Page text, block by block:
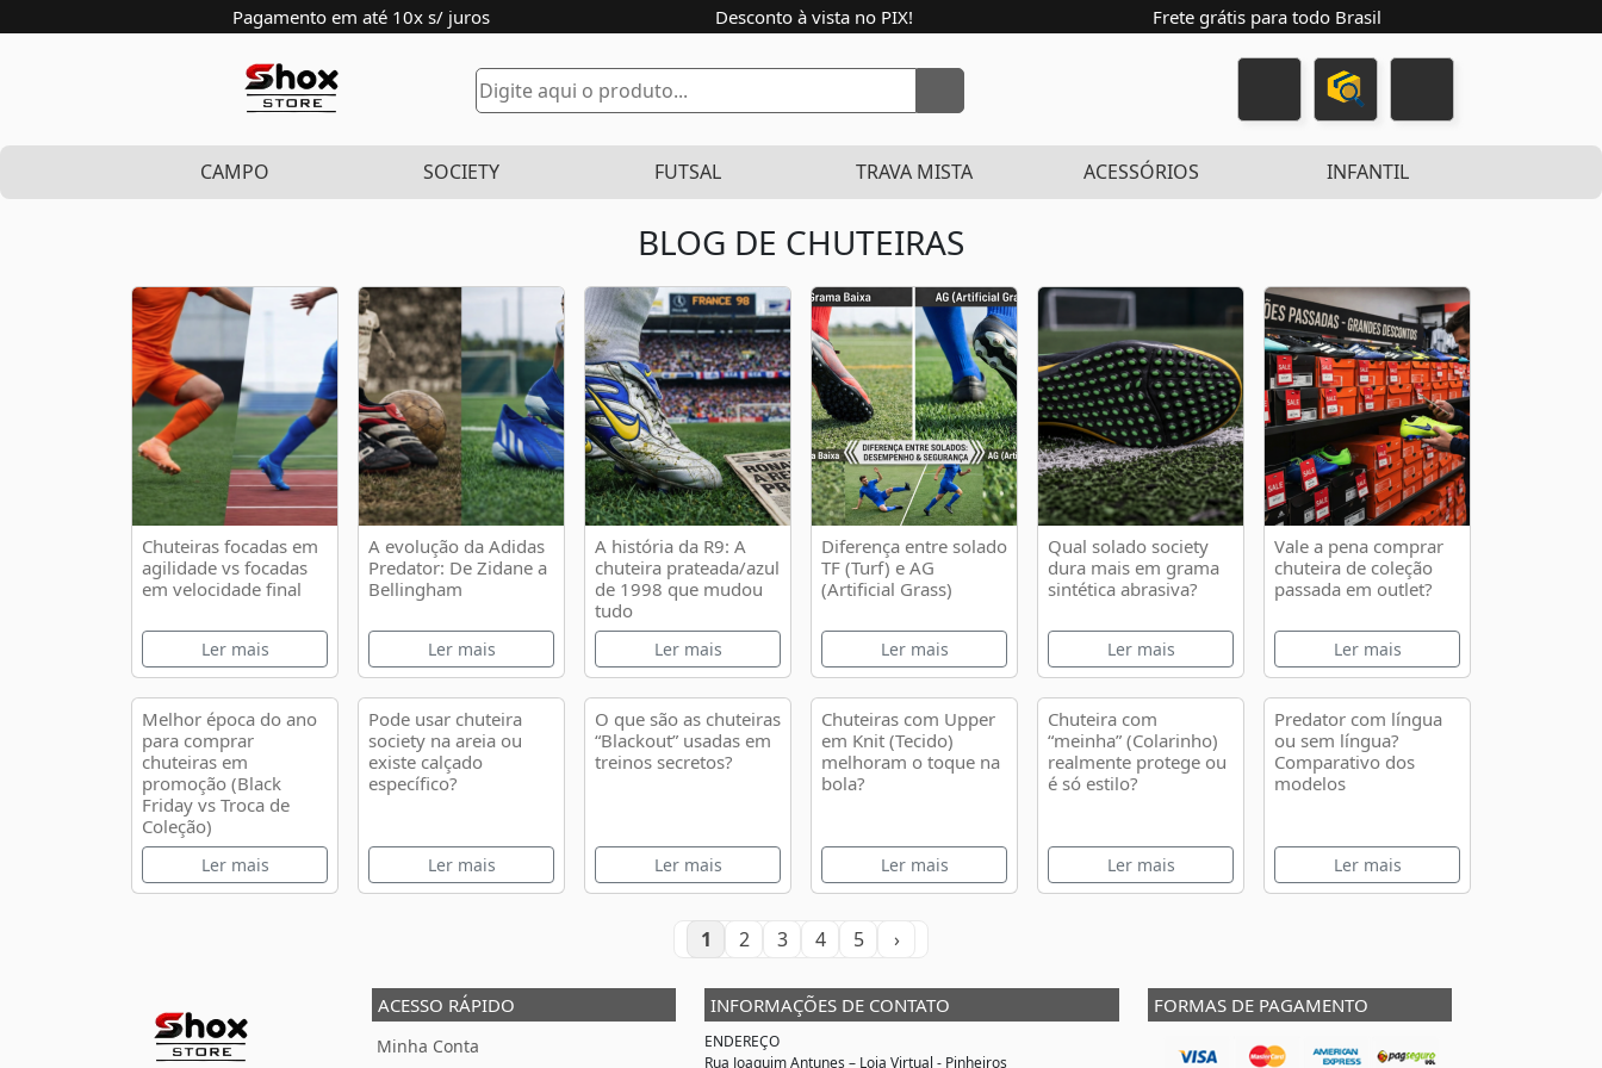
Pagamento em até 10x s/ juros Desconto à vista no PIX! Frete grátis para todo Brasil
CAMPO SOCIETY FUTSAL TRAVA MISTA ACESSÓRIOS INFANTIL
BLOG DE CHUTEIRAS
Chuteiras focadas em
agilidade vs focadas
em velocidade final
Ler mais
A evolução da Adidas
Predator: De Zidane a
Bellingham
Ler mais
A história da R9: A
chuteira prateada/azul
de 1998 que mudou
tudo
Ler mais
Diferença entre solado
TF (Turf) e AG
(Artificial Grass)
Ler mais
Qual solado society
dura mais em grama
sintética abrasiva?
Ler mais
Vale a pena comprar
chuteira de coleção
passada em outlet?
Ler mais
Melhor época do ano
para comprar
chuteiras em
promoção (Black
Friday vs Troca de
Coleção)
Ler mais
Pode usar chuteira
society na areia ou
existe calçado
específico?
Ler mais
O que são as chuteiras
“Blackout” usadas em
treinos secretos?
Ler mais
Chuteiras com Upper
em Knit (Tecido)
melhoram o toque na
bola?
Ler mais
Chuteira com
“meinha” (Colarinho)
realmente protege ou
é só estilo?
Ler mais
Predator com língua
ou sem língua?
Comparativo dos
modelos
Ler mais
1 2 3 4 5 ›
ACESSO RÁPIDO
Minha Conta
INFORMAÇÕES DE CONTATO
ENDEREÇO
Rua Joaquim Antunes – Loja Virtual - Pinheiros
FORMAS DE PAGAMENTO